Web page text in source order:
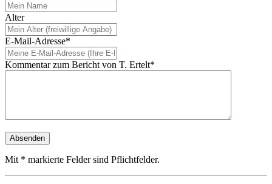
Alter
E-Mail-Adresse*
Kommentar zum Bericht von T. Ertelt*
Mit * markierte Felder sind Pflichtfelder.